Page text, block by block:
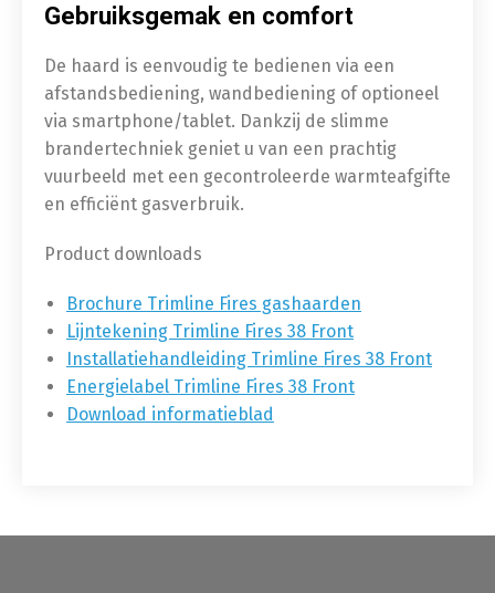
Gebruiksgemak en comfort
De haard is eenvoudig te bedienen via een
afstandsbediening, wandbediening of optioneel
via smartphone/tablet. Dankzij de slimme
brandertechniek geniet u van een prachtig
vuurbeeld met een gecontroleerde warmteafgifte
en efficiënt gasverbruik.
Product downloads
Brochure Trimline Fires gashaarden
Lijntekening Trimline Fires 38 Front
Installatiehandleiding Trimline Fires 38 Front
Energielabel Trimline Fires 38 Front
Download informatieblad